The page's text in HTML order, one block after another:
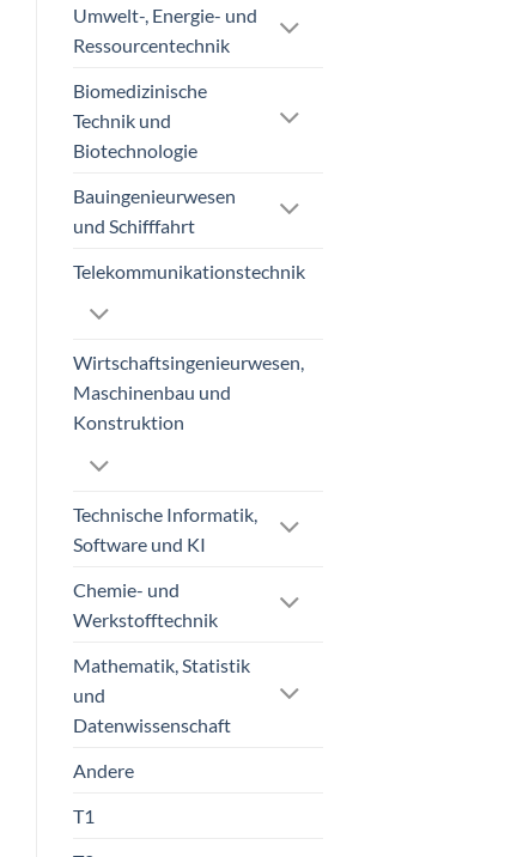
Umwelt-, Energie- und
Ressourcentechnik
Biomedizinische
Technik und
Biotechnologie
Bauingenieurwesen
und Schifffahrt
Telekommunikationstechnik
Wirtschaftsingenieurwesen,
Maschinenbau und
Konstruktion
Technische Informatik,
Software und KI
Chemie- und
Werkstofftechnik
Mathematik, Statistik
und
Datenwissenschaft
Andere
T1